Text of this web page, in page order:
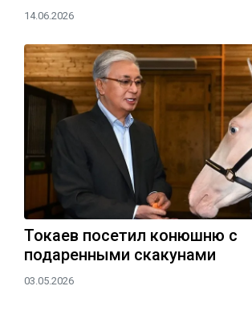
14.06.2026
Токаев посетил конюшню с
подаренными скакунами
03.05.2026